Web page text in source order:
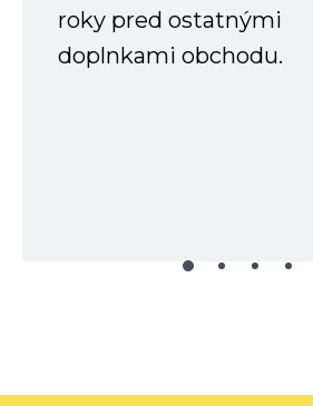
roky pred ostatnými
doplnkami obchodu.